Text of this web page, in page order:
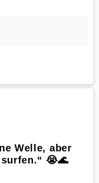
Welle, aber
😭🌊